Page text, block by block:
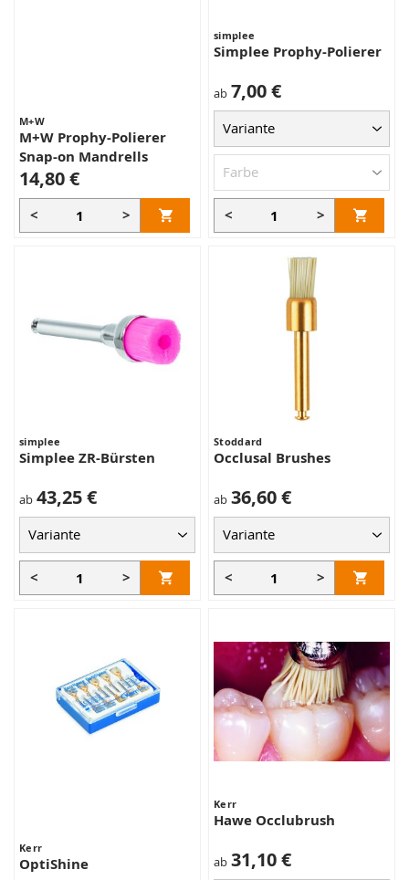
M+W
M+W Prophy-Polierer
Snap-on Mandrells
14,80 €
< >
simplee
Simplee Prophy-Polierer
ab 7,00 €
< >
simplee
Simplee ZR-Bürsten
ab 43,25 €
< >
Stoddard
Occlusal Brushes
ab 36,60 €
< >
Kerr
OptiShine
Kerr
Hawe Occlubrush
ab 31,10 €